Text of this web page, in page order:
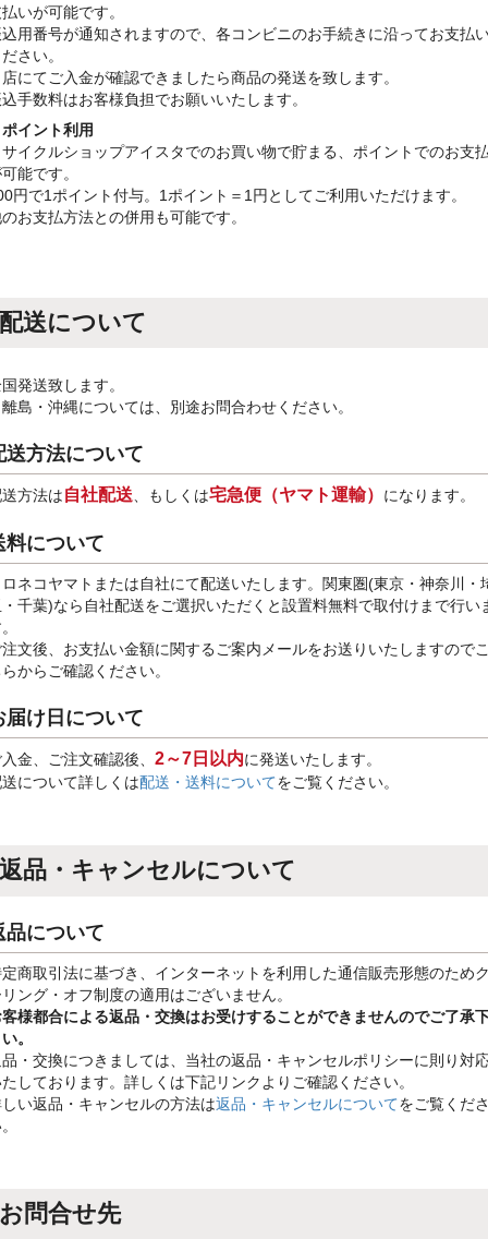
いが可能です。
用番号が通知されますので、各コンビニのお手続きに沿ってお支払
さい。
にてご入金が確認できましたら商品の発送を致します。
手数料はお客様負担でお願いいたします。
イント利用
イクルショップアイスタでのお買い物で貯まる、ポイントでのお支
能です。
円で1ポイント付与。1ポイント＝1円としてご利用いただけます。
お支払方法との併用も可能です。
配送について
発送致します。
島・沖縄については、別途お問合わせください。
送方法について
方法は自社配送、もしくは宅急便（ヤマト運輸） になります。
料について
ネコヤマトまたは自社にて配送いたします。関東圏(東京・神奈川・
千葉)なら自社配送をご選択いただくと設置料無料で取付けまで行い
文後、お支払い金額に関するご案内メールをお送りいたしますので
からご確認ください。
届け日について
金、ご注文確認後、 2～7日以内に発送いたします。
について詳しくは配送・送料についてをご覧ください。
返品・キャンセルについて
品について
商取引法に基づき、インターネットを利用した通信販売形態のため
ング・オフ制度の適用はございません。
様都合による返品・交換はお受けすることができませんのでご了承
。
・交換につきましては、当社の返品・キャンセルポリシーに則り対
しております。詳しくは下記リンクよりご確認ください。
い返品・キャンセルの方法は返品・キャンセルについてをご覧くだ
お問合せ先